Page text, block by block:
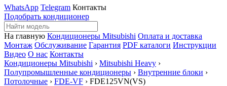
WhatsApp Telegram Контакты
Подобрать кондиционер
На главную Кондиционеры Mitsubishi Оплата и доставка
Монтаж Обслуживание Гарантия PDF каталоги Инструкции
Видео О нас Контакты
Кондиционеры Mitsubishi › Mitsubishi Heavy ›
Полупромышленные кондиционеры › Внутренние блоки ›
Потолочные › FDE-VF › FDE125VN(VS)